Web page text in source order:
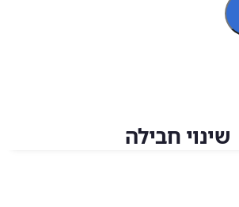
שינוי חבילה